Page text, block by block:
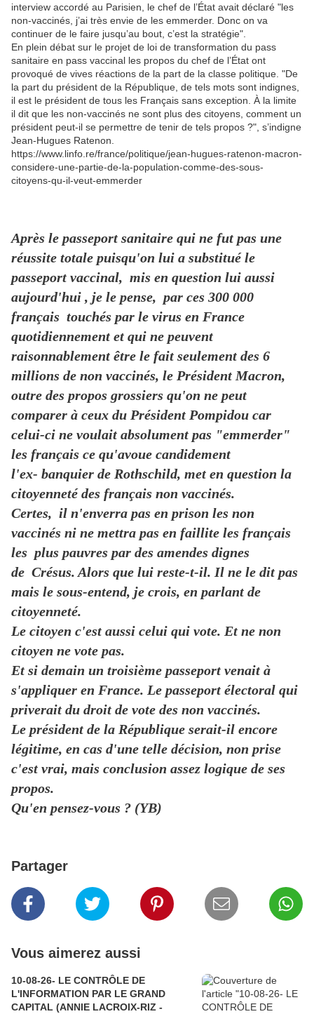
interview accordé au Parisien, le chef de l’État avait déclaré "les
non-vaccinés, j’ai très envie de les emmerder. Donc on va
continuer de le faire jusqu’au bout, c’est la stratégie".
En plein débat sur le projet de loi de transformation du pass
sanitaire en pass vaccinal les propos du chef de l’État ont
provoqué de vives réactions de la part de la classe politique. "De
la part du président de la République, de tels mots sont indignes,
il est le président de tous les Français sans exception. À la limite
il dit que les non-vaccinés ne sont plus des citoyens, comment un
président peut-il se permettre de tenir de tels propos ?", s’indigne
Jean-Hugues Ratenon.
https://www.linfo.re/france/politique/jean-hugues-ratenon-macron-
considere-une-partie-de-la-population-comme-des-sous-
citoyens-qu-il-veut-emmerder
Après le passeport sanitaire qui ne fut pas une
réussite totale puisqu'on lui a substitué le
passeport vaccinal, mis en question lui aussi
aujourd'hui , je le pense, par ces 300 000
français touchés par le virus en France
quotidiennement et qui ne peuvent
raisonnablement être le fait seulement des 6
millions de non vaccinés, le Président Macron,
outre des propos grossiers qu'on ne peut
comparer à ceux du Président Pompidou car
celui-ci ne voulait absolument pas "emmerder"
les français ce qu'avoue candidement
l'ex- banquier de Rothschild, met en question la
citoyenneté des français non vaccinés.
Certes, il n'enverra pas en prison les non
vaccinés ni ne mettra pas en faillite les français
les plus pauvres par des amendes dignes
de Crésus. Alors que lui reste-t-il. Il ne le dit pas
mais le sous-entend, je crois, en parlant de
citoyenneté.
Le citoyen c'est aussi celui qui vote. Et ne non
citoyen ne vote pas.
Et si demain un troisième passeport venait à
s'appliquer en France. Le passeport électoral qui
priverait du droit de vote des non vaccinés.
Le président de la République serait-il encore
légitime, en cas d'une telle décision, non prise
c'est vrai, mais conclusion assez logique de ses
propos.
Qu'en pensez-vous ? (YB)
Partager
Vous aimerez aussi
10-08-26- LE CONTRÔLE DE
L'INFORMATION PAR LE GRAND
CAPITAL (ANNIE LACROIX-RIZ -